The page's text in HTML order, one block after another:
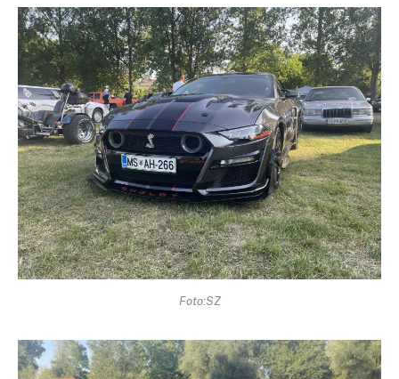
Foto:SZ